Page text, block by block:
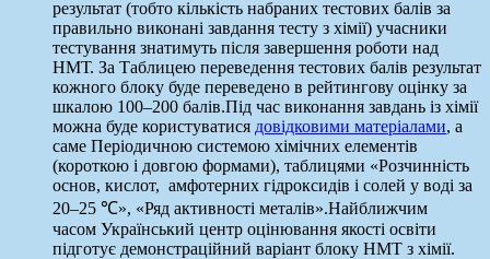
результат (тобто кількість набраних тестових балів за
правильно виконані завдання тесту з хімії) учасники
тестування знатимуть після завершення роботи над
НМТ. За Таблицею переведення тестових балів результат
кожного блоку буде переведено в рейтингову оцінку за
шкалою 100–200 балів.Під час виконання завдань із хімії
можна буде користуватися довідковими матеріалами, а
саме Періодичною системою хімічних елементів
(короткою і довгою формами), таблицями «Розчинність
основ, кислот, амфотерних гідроксидів і солей у воді за
20–25 ℃», «Ряд активності металів».Найближчим
часом Український центр оцінювання якості освіти
підготує демонстраційний варіант блоку НМТ з хімії.